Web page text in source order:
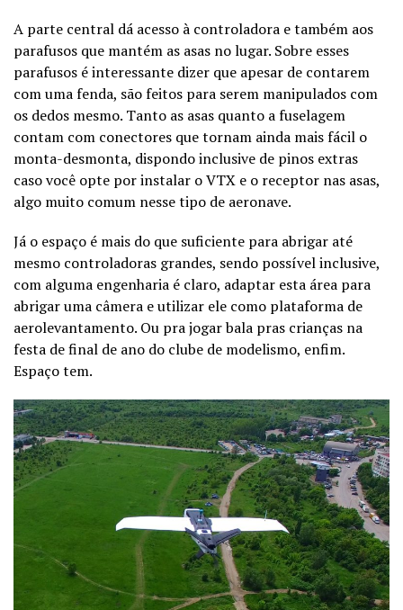
A parte central dá acesso à controladora e também aos
parafusos que mantém as asas no lugar. Sobre esses
parafusos é interessante dizer que apesar de contarem
com uma fenda, são feitos para serem manipulados com
os dedos mesmo. Tanto as asas quanto a fuselagem
contam com conectores que tornam ainda mais fácil o
monta-desmonta, dispondo inclusive de pinos extras
caso você opte por instalar o VTX e o receptor nas asas,
algo muito comum nesse tipo de aeronave.
Já o espaço é mais do que suficiente para abrigar até
mesmo controladoras grandes, sendo possível inclusive,
com alguma engenharia é claro, adaptar esta área para
abrigar uma câmera e utilizar ele como plataforma de
aerolevantamento. Ou pra jogar bala pras crianças na
festa de final de ano do clube de modelismo, enfim.
Espaço tem.